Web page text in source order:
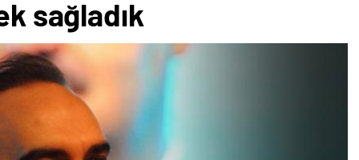
sağladık